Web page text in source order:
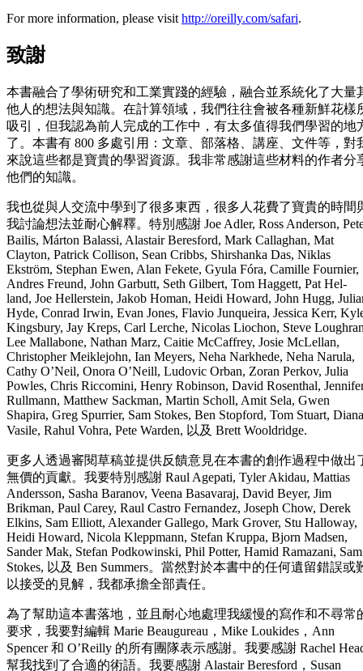
For more information, please visit http://oreilly.com/safari.
致謝
本書融合了學術研究和工業實踐的經驗，融合並系統化了大量
他人的想法與知識。在計算領域，我們往往會被各種新鮮花樣
吸引，但我認為前人完成的工作中，有太多值得我們學習的地
了。本書有 800 多處引用：文章、部落格、講座、文件等，對
來說這些都是寶貴的學習資源。我非常感謝這些材料的作者分
他們的知識。
我也從與人交流中學到了很多東西，很多人花費了寶貴的時間
我討論想法並耐心解釋。特別感謝 Joe Adler, Ross Anderson,
Bailis, Márton Balassi, Alastair Beresford, Mark Callaghan, Mat
Clayton, Patrick Collison, Sean Cribbs, Shirshanka Das, Niklas
Ekström, Stephan Ewen, Alan Fekete, Gyula Fóra, Camille Fournier,
Andres Freund, John Garbutt, Seth Gilbert, Tom Haggett, Pat Hel‐
land, Joe Hellerstein, Jakob Homan, Heidi Howard, John Hugg,
Hyde, Conrad Irwin, Evan Jones, Flavio Junqueira, Jessica Kerr,
Kingsbury, Jay Kreps, Carl Lerche, Nicolas Liochon, Steve
Lee Mallabone, Nathan Marz, Caitie McCaffrey, Josie McLellan,
Christopher Meiklejohn, Ian Meyers, Neha Narkhede, Neha Narula,
Cathy O’Neil, Onora O’Neill, Ludovic Orban, Zoran Perkov, Julia
Powles, Chris Riccomini, Henry Robinson, David Rosenthal,
Rullmann, Matthew Sackman, Martin Scholl, Amit Sela, Gwen
Shapira, Greg Spurrier, Sam Stokes, Ben Stopford, Tom Stuart, Diana
Vasile, Rahul Vohra, Pete Warden, 以及 Brett Wooldridge.
更多人透過審閱草稿並提供反饋意見在本書的創作過程中做出
無價的貢獻。我要特別感謝 Raul Agepati, Tyler Akidau, Mattias
Andersson, Sasha Baranov, Veena Basavaraj, David Beyer, Jim
Brikman, Paul Carey, Raul Castro Fernandez, Joseph Chow, Derek
Elkins, Sam Elliott, Alexander Gallego, Mark Grover, Stu Halloway,
Heidi Howard, Nicola Kleppmann, Stefan Kruppa, Bjorn Madsen,
Sander Mak, Stefan Podkowinski, Phil Potter, Hamid Ramazani, Sam
Stokes, 以及 Ben Summers。當然對於本書中的任何遺留錯誤或
以接受的見解，我都承擔全部責任。
為了幫助這本書落地，並且耐心地處理我緩慢的寫作和不尋常
要求，我要對編輯 Marie Beaugureau，Mike Loukides，Ann
Spencer 和 O’Reilly 的所有團隊表示感謝。我要感謝 Rachel
幫我找到了合適的術語。我要感謝 Alastair Beresford，Susan